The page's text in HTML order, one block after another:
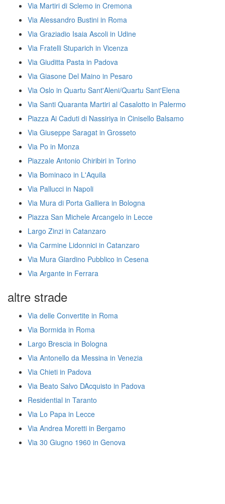
Via Martiri di Sclemo in Cremona
Via Alessandro Bustini in Roma
Via Graziadio Isaia Ascoli in Udine
Via Fratelli Stuparich in Vicenza
Via Giuditta Pasta in Padova
Via Giasone Del Maino in Pesaro
Via Oslo in Quartu Sant'Aleni/Quartu Sant'Elena
Via Santi Quaranta Martiri al Casalotto in Palermo
Piazza Ai Caduti di Nassiriya in Cinisello Balsamo
Via Giuseppe Saragat in Grosseto
Via Po in Monza
Piazzale Antonio Chiribiri in Torino
Via Bominaco in L'Aquila
Via Pallucci in Napoli
Via Mura di Porta Galliera in Bologna
Piazza San Michele Arcangelo in Lecce
Largo Zinzi in Catanzaro
Via Carmine Lidonnici in Catanzaro
Via Mura Giardino Pubblico in Cesena
Via Argante in Ferrara
altre strade
Via delle Convertite in Roma
Via Bormida in Roma
Largo Brescia in Bologna
Via Antonello da Messina in Venezia
Via Chieti in Padova
Via Beato Salvo DAcquisto in Padova
Residential in Taranto
Via Lo Papa in Lecce
Via Andrea Moretti in Bergamo
Via 30 Giugno 1960 in Genova